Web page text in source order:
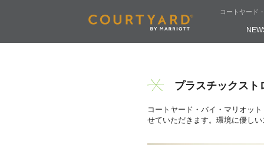
コートヤード
プラスチックスト
コートヤード・バイ・マリオッ
せていただきます。環境に優し